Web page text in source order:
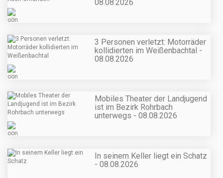
08.08.2026
3 Personen verletzt: Motorräder
kollidierten im Weißenbachtal -
08.08.2026
Mobiles Theater der Landjugend
ist im Bezirk Rohrbach
unterwegs - 08.08.2026
In seinem Keller liegt ein Schatz
- 08.08.2026